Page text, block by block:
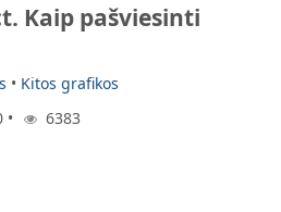
Kaip pašviesinti
• Kitos grafikos
• 6383